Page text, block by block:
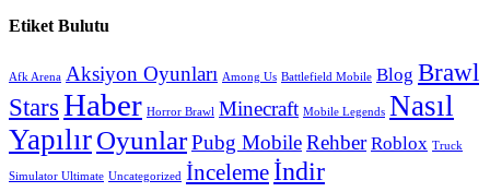
Etiket Bulutu
Afk Arena Aksiyon Oyunları Among Us Battlefield Mobile Blog Brawl
Stars Haber Horror Brawl Minecraft Mobile Legends Nasıl
YapılırOyunlarPubg MobileRehber Roblox Truck
Simulator Ultimate Uncategorized İnceleme İndir